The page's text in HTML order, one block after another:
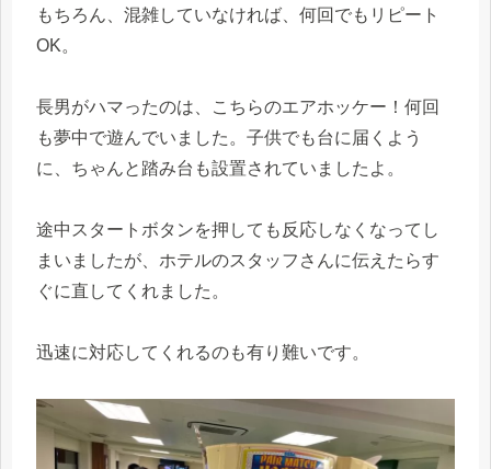
もちろん、混雑していなければ、何回でもリピート
OK。
長男がハマったのは、こちらのエアホッケー！何回
も夢中で遊んでいました。子供でも台に届くよう
に、ちゃんと踏み台も設置されていましたよ。
途中スタートボタンを押しても反応しなくなってし
まいましたが、ホテルのスタッフさんに伝えたらす
ぐに直してくれました。
迅速に対応してくれるのも有り難いです。